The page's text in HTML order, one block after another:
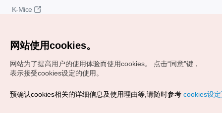
K-Mice
Copyrights (c) 韩国旅游发展局版权所有
网站使用cookies。
网站为了提高用户的使用体验而使用cookies。
点击“同意"键，
表示接受cookies设定的使用。
预确认cookies相关的详细信息及使用理由等,请随时参考 cookies设